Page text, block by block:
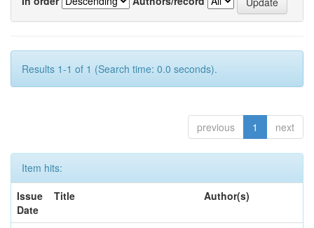
Results 1-1 of 1 (Search time: 0.0 seconds).
previous 1 next
Item hits:
Issue
Date
Title Author(s)